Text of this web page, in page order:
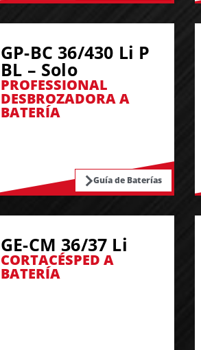
GP-BC 36/430 Li P
BL – Solo
PROFESSIONAL
DESBROZADORA A
BATERÍA
Guía de Baterías
GE-CM 36/37 Li
CORTACÉSPED A
BATERÍA